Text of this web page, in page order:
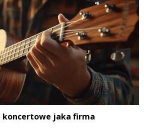
koncertowe jaka firma